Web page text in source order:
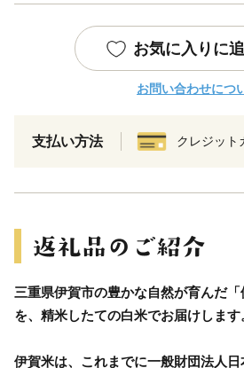
お気に入りに
お問い合わせにつ
支払い方法 クレジット
三重県伊賀市の豊かな自然が育んだ「
を、精米したての白米でお届けします
伊賀米は、これまでに一般財団法人